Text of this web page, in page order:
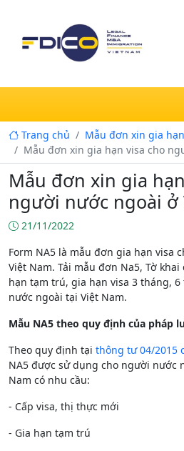
Trang chủ
Mẫu đơn xin gia
Mẫu đơn xin gia hạn visa cho
Mẫu đơn xin gia
người nước ngoài ở
21/11/2022
Form NA5 là mẫu đơn gia hạn visa
Việt Nam. Tải mẫu đơn Na5, Tờ
hạn tạm trú, gia hạn visa 3 tháng,
nước ngoài tại Việt Nam.
Mẫu NA5 theo quy định của pháp
Theo quy định tại thông tư 04/2015
NA5 được sử dụng cho người nước
Nam có nhu cầu:
- Cấp visa, thị thực mới
- Gia hạn tạm trú